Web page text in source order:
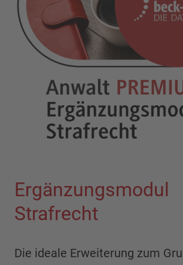
Ergänzungsmodul
Strafrecht
Die ideale Erweiterung zum